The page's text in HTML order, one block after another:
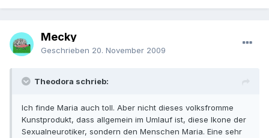
Mecky
Geschrieben 20. November 2009
Theodora schrieb:
Ich finde Maria auch toll. Aber nicht dieses volksfromme
Kunstprodukt, dass allgemein im Umlauf ist, diese Ikone der
Sexualneurotiker, sondern den Menschen Maria. Eine sehr